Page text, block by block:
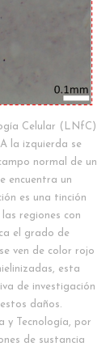
Celular (LNfC)
la izquierda se
normal de un
encuentra un
es una tinción
regiones con
el grado de
ven de color rojo
esta
de investigación
daños.
y Tecnología, por
de sustancia